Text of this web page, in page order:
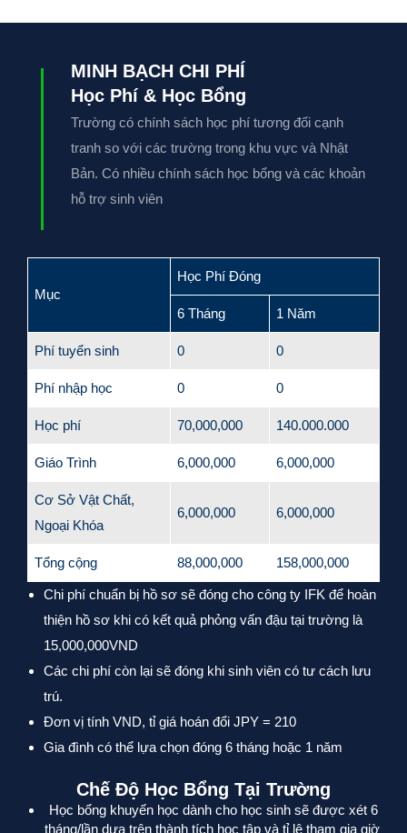
MINH BẠCH CHI PHÍ
Học Phí & Học Bổng
Trường có chính sách học phí tương đối cạnh
tranh so với các trường trong khu vực và Nhật
Bản. Có nhiều chính sách học bổng và các khoản
hỗ trợ sinh viên
Mục
Học Phí Đóng
6 Tháng 1 Năm
Phí tuyển sinh 0 0
Phí nhập học 0 0
Học phí 70,000,000 140.000.000
Giáo Trình 6,000,000 6,000,000
Cơ Sở Vật Chất,
Ngoại Khóa
6,000,000 6,000,000
Tổng cộng 88,000,000 158,000,000
Chi phí chuẩn bị hồ sơ sẽ đóng cho công ty IFK để hoàn
thiện hồ sơ khi có kết quả phỏng vấn đậu tại trường là
15,000,000VND
Các chi phí còn lại sẽ đóng khi sinh viên có tư cách lưu
trú.
Đơn vị tính VND, tỉ giá hoán đổi JPY = 210
Gia đình có thể lựa chọn đóng 6 tháng hoặc 1 năm
Chế Độ Học Bổng Tại Trường
Học bổng khuyến học dành cho học sinh sẽ được xét 6
tháng/lần dựa trên thành tích học tập và tỉ lệ tham gia giờ